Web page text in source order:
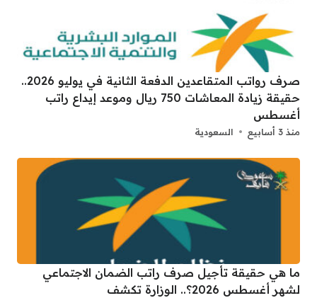
صرف رواتب المتقاعدين الدفعة الثانية في يوليو 2026..
حقيقة زيادة المعاشات 750 ريال وموعد إيداع راتب
أغسطس
منذ 3 أسابيع السعودية
ما هي حقيقة تأجيل صرف راتب الضمان الاجتماعي
لشهر أغسطس 2026؟.. الوزارة تكشف